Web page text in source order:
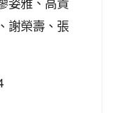
謝榮壽、張